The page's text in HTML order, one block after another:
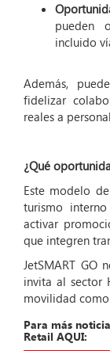
pueden
incluido
Además,
fidelizar
reales a
¿Qué
Este modelo
turismo
activar
que integren
JetSMART GO
invita al sector
movilidad
Para más
Retail AQUI: